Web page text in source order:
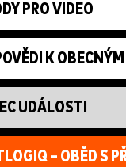
PRO VIDEO
K
UDÁLOSTI
– OBĚD S